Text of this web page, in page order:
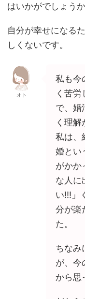
はいかがでしょう
自分が幸せになる
しくないです。
オト
私も今
く苦
で、婚
く理解
私は、
婚とい
がかか
な人に
い!!!」
分が楽
た。
ちなみ
が、今
から思